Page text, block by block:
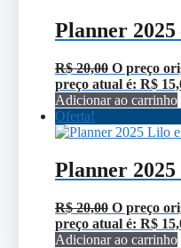
Planner
R$20,00 O preço
preço atual é: R$
Adicionar ao carrinho
Oferta!
Planner
R$20,00 O preço
preço atual é: R$
Adicionar ao carrinho